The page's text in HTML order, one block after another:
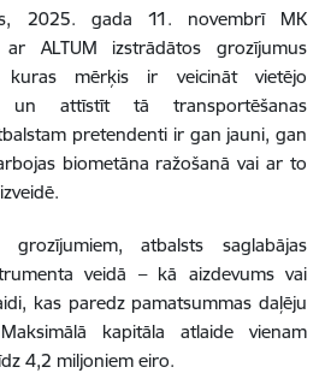
2025. gada 11. novembrī MK
ALTUM izstrādātos grozījumus
kuras mērķis ir veicināt vietējo
un attīstīt tā transportēšanas
pretendenti ir gan jauni, gan
biometāna ražošanā vai ar to
atbalsts saglabājas
veidā – kā aizdevums vai
kas paredz pamatsummas daļēju
kapitāla atlaide vienam
4,2 miljoniem eiro.